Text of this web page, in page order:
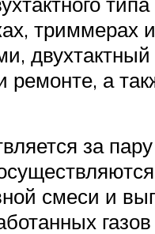
а
за пару
смеси и